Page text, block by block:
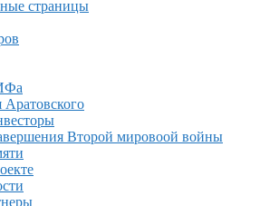
страницы
Второй мировоой войны